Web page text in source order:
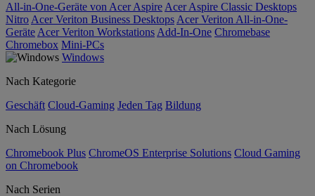
All-in-One-Geräte von Acer Aspire Acer Aspire Classic Desktops
Nitro Acer Veriton Business Desktops Acer Veriton All-in-One-
Geräte Acer Veriton Workstations Add-In-One Chromebase
Chromebox Mini-PCs
Windows
Nach Kategorie
Geschäft Cloud-Gaming Jeden Tag Bildung
Nach Lösung
Chromebook Plus ChromeOS Enterprise Solutions Cloud Gaming
on Chromebook
Nach Serien